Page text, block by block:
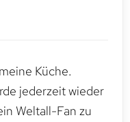
Küche.
jederzeit wieder
Weltall-Fan zu